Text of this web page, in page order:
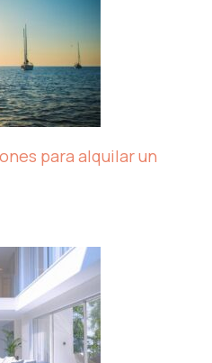
para alquilar un